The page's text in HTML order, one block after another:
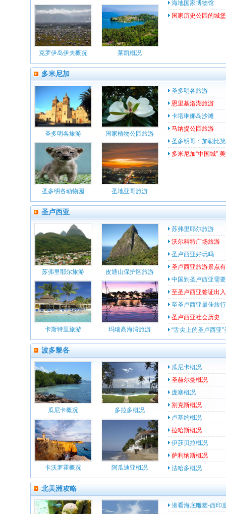
克罗伊岛伊夫概况 莱凯概况
海地国家博物馆
国家历史公园的城
多米尼加
圣多明各旅游 国家植物公园旅游
圣多明各动物园 圣地亚哥旅游
圣多明各旅游
恩里基洛湖旅游
卡塔琳娜岛沙滩
马纳提公园旅游
圣多明哥：加勒比
多米尼加“中国城”
圣卢西亚
苏弗里耶尔旅游 皮通山保护区旅游
卡斯特里旅游 玛瑞高海湾旅游
苏弗里耶尔旅游
沃尔科特广场旅游
圣卢西亚好玩吗
圣卢西亚旅游景点
中国到圣卢西亚需
至圣卢西亚签证出
至圣卢西亚最佳旅
圣卢西亚社会历史
“舌尖上的圣卢西亚
波多黎各
瓜尼卡概况 多拉多概况
卡沃罗霍概况 阿瓜迪亚概况
瓜尼卡概况
圣赫尔曼概况
庞塞概况
别克斯概况
卢基约概况
拉哈斯概况
伊莎贝拉概况
萨利纳斯概况
法哈多概况
北美洲攻略
潜看海底雕塑-西印